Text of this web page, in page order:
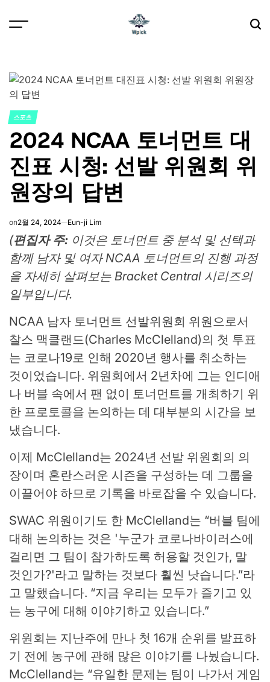
POSTED
IN
스포츠
2024 NCAA 토너먼트 대
진표 시청: 선발 위원회 위
원장의 답변
on2월 24, 2024 Eun-ji Lim
(편집자 주: 이것은 토너먼트 중 분석 및 선택과
함께 남자 및 여자 NCAA 토너먼트의 진행 과정
을 자세히 살펴보는 Bracket Central 시리즈의
일부입니다.
NCAA 남자 토너먼트 선발위원회 위원으로서
찰스 맥클랜드(Charles McClelland)의 첫 투표
는 코로나19로 인해 2020년 행사를 취소하는
것이었습니다. 위원회에서 2년차에 그는 인디애
나 버블 속에서 팬 없이 토너먼트를 개최하기 위
한 프로토콜을 논의하는 데 대부분의 시간을 보
냈습니다.
이제 McClelland는 2024년 선발 위원회의 의
장이며 혼란스러운 시즌을 구성하는 데 그룹을
이끌어야 하므로 기록을 바로잡을 수 있습니다.
SWAC 위원이기도 한 McClelland는 “버블 팀에
대해 논의하는 것은 '누군가 코로나바이러스에
걸리면 그 팀이 참가하도록 허용할 것인가, 말
것인가?'라고 말하는 것보다 훨씬 낫습니다.”라
고 말했습니다. “지금 우리는 모두가 즐기고 있
는 농구에 대해 이야기하고 있습니다.”
위원회는 지난주에 만나 첫 16개 순위를 발표하
기 전에 농구에 관해 많은 이야기를 나눴습니다.
McClelland는 “유일한 문제는 팀이 나가서 게임